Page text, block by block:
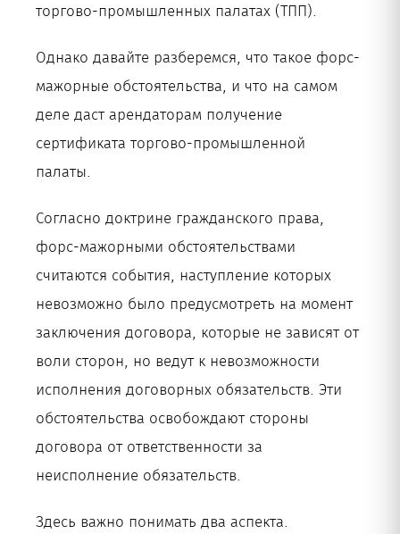
торгово-промышленных палатах (ТПП).
Однако давайте разберемся, что такое форс-
мажорные обстоятельства, и что на самом
деле даст арендаторам получение
сертификата торгово-промышленной
палаты.
Согласно доктрине гражданского права,
форс-мажорными обстоятельствами
считаются события, наступление которых
невозможно было предусмотреть на момент
заключения договора, которые не зависят от
воли сторон, но ведут к невозможности
исполнения договорных обязательств. Эти
обстоятельства освобождают стороны
договора от ответственности за
неисполнение обязательств.
Здесь важно понимать два аспекта.